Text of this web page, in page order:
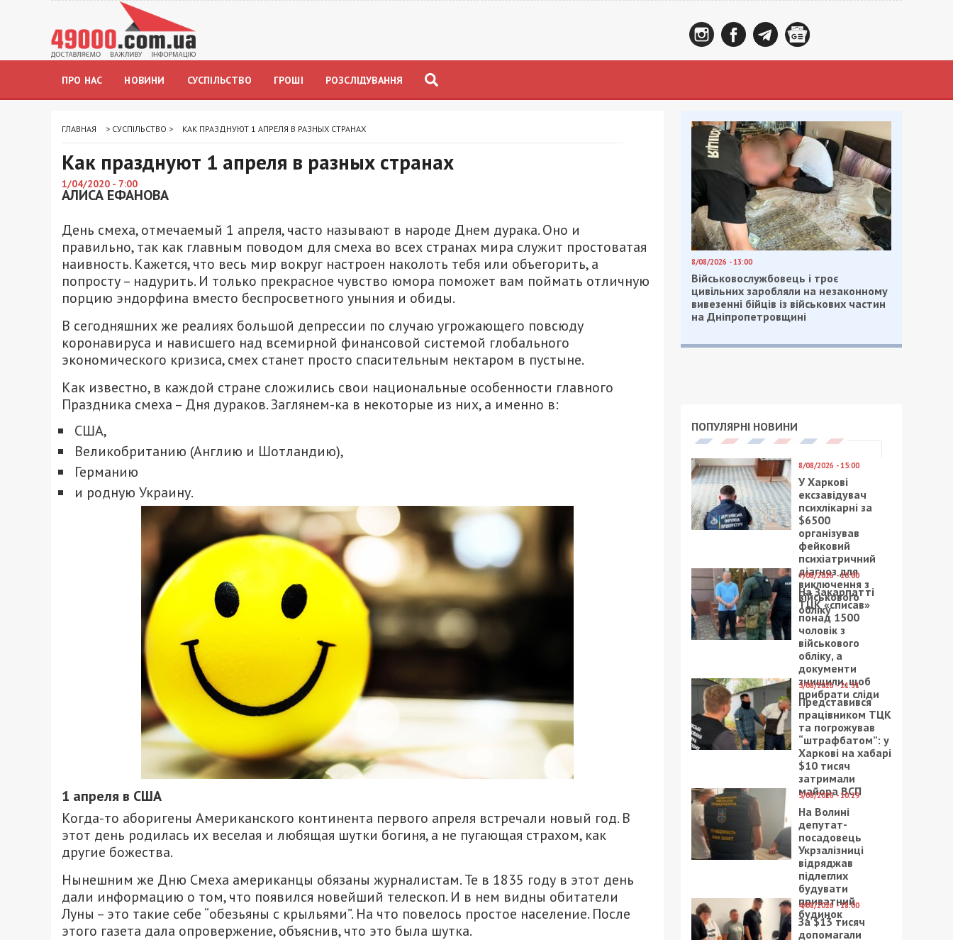
ПРО НАС НОВИНИ СУСПІЛЬСТВО ГРОШІ РОЗСЛІДУВАННЯ
ГЛАВНАЯ > СУСПІЛЬСТВО > КАК ПРАЗДНУЮТ 1 АПРЕЛЯ В РАЗНЫХ СТРАНАХ
Как празднуют 1 апреля в разных странах
1/04/2020 - 7:00
АЛИСА ЕФАНОВА
День смеха, отмечаемый 1 апреля, часто называют в народе Днем дурака. Оно и
правильно, так как главным поводом для смеха во всех странах мира служит простоватая
наивность. Кажется, что весь мир вокруг настроен наколоть тебя или объегорить, а
попросту – надурить. И только прекрасное чувство юмора поможет вам поймать отличную
порцию эндорфина вместо беспросветного уныния и обиды.
В сегодняшних же реалиях большой депрессии по случаю угрожающего повсюду
коронавируса и нависшего над всемирной финансовой системой глобального
экономического кризиса, смех станет просто спасительным нектаром в пустыне.
Как известно, в каждой стране сложились свои национальные особенности главного
Праздника смеха – Дня дураков. Заглянем-ка в некоторые из них, а именно в:
США,
Великобританию (Англию и Шотландию),
Германию
и родную Украину.
1 апреля в США
Когда-то аборигены Американского континента первого апреля встречали новый год. В
этот день родилась их веселая и любящая шутки богиня, а не пугающая страхом, как
другие божества.
Нынешним же Дню Смеха американцы обязаны журналистам. Те в 1835 году в этот день
дали информацию о том, что появился новейший телескоп. И в нем видны обитатели
Луны – это такие себе “обезьяны с крыльями”. На что повелось простое население. После
этого газета дала опровержение, объяснив, что это была шутка.
8/08/2026 - 13:00
Військовослужбовець і троє
цивільних заробляли на незаконному
вивезенні бійців із військових частин
на Дніпропетровщині
ПОПУЛЯРНІ НОВИНИ
8/08/2026 - 15:00
У Харкові
ексзавідувач
психлікарні за
$6500
організував
фейковий
психіатричний
діагноз для
виключення з
військового
обліку
7/08/2026 - 15:00
На Закарпатті
ТЦК «списав»
понад 1500
чоловік з
військового
обліку, а
документи
знищили, щоб
прибрати сліди
5/08/2026 - 21:31
Представився
працівником ТЦК
та погрожував
“штрафбатом”: у
Харкові на хабарі
$10 тисяч
затримали
майора ВСП
5/08/2026 - 10:29
На Волині
депутат-
посадовець
Укрзалізниці
відряджав
підлеглих
будувати
приватний
будинок
4/08/2026 - 18:00
За $13 тисяч
допомагали